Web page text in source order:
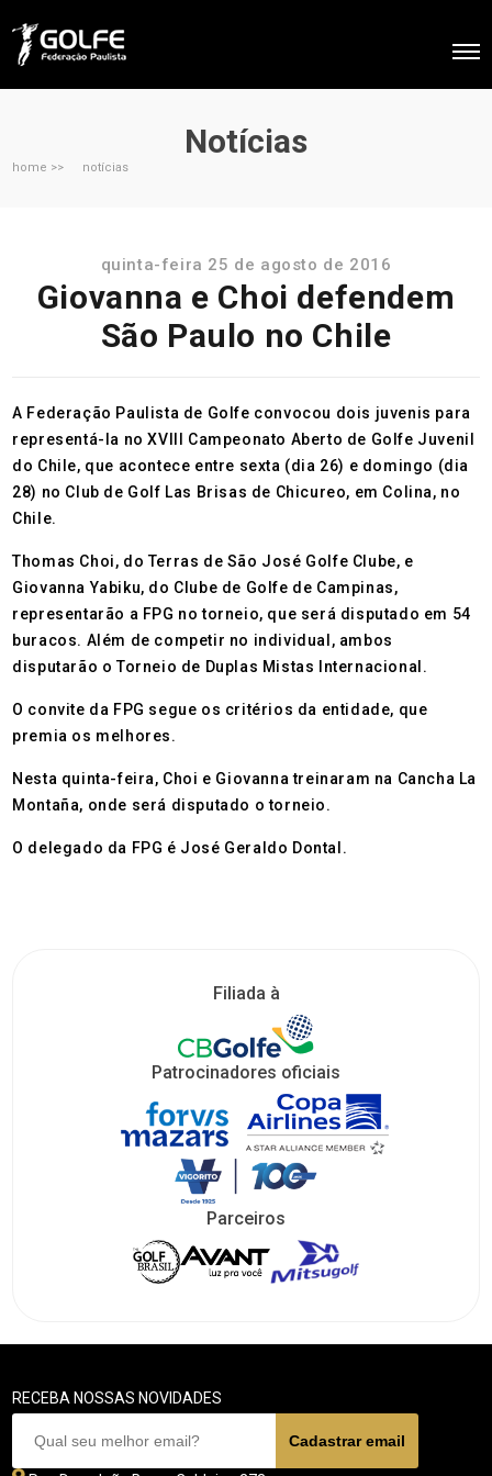
Notícias
home >> notícias
quinta-feira 25 de agosto de 2016
Giovanna e Choi defendem
São Paulo no Chile
A Federação Paulista de Golfe convocou dois juvenis para
representá-la no XVIII Campeonato Aberto de Golfe Juvenil
do Chile, que acontece entre sexta (dia 26) e domingo (dia
28) no Club de Golf Las Brisas de Chicureo, em Colina, no
Chile.
Thomas Choi, do Terras de São José Golfe Clube, e
Giovanna Yabiku, do Clube de Golfe de Campinas,
representarão a FPG no torneio, que será disputado em 54
buracos. Além de competir no individual, ambos
disputarão o Torneio de Duplas Mistas Internacional.
O convite da FPG segue os critérios da entidade, que
premia os melhores.
Nesta quinta-feira, Choi e Giovanna treinaram na Cancha La
Montaña, onde será disputado o torneio.
O delegado da FPG é José Geraldo Dontal.
Filiada à
Patrocinadores oficiais
Parceiros
RECEBA NOSSAS NOVIDADES